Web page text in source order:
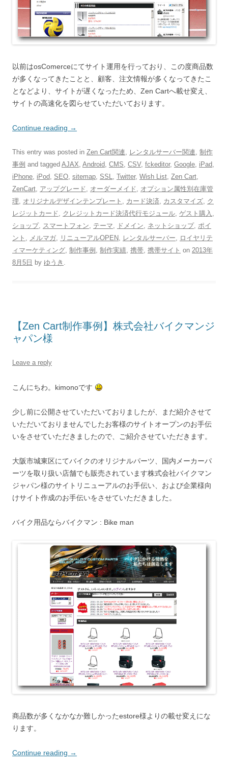
以前はosComerceにてサイト運用を行っており、この度商品数
が多くなってきたことと、顧客、注文情報が多くなってきたこ
となどより、サイトが遅くなったため、Zen Cartへ載せ変え、
サイトの高速化を図らせていただいております。
Continue reading →
This entry was posted in Zen Cart関連, レンタルサーバー関連, 制作
事例 and tagged AJAX, Android, CMS, CSV, fckeditor, Google, iPad,
iPhone, iPod, SEO, sitemap, SSL, Twitter, Wish List, Zen Cart,
ZenCart, アップグレード , オーダーメイド , オプション属性別在庫管
理, オリジナルデザインテンプレート , カード決済, カスタマイズ, ク
レジットカード , クレジットカード決済代行モジュール, ゲスト購入 ,
ショップ, スマートフォン, テーマ, ドメイン, ネットショップ, ポイ
ント , メルマガ, リニューアルOPEN, レンタルサーバー, ロイヤリテ
ィマーケティング, 制作事例 , 制作実績, 携帯, 携帯サイト on 2013年
8月5日 by ゆうき .
【Zen Cart制作事例】株式会社バイクマンジ
ャパン様
Leave a reply
こんにちわ。kimonoです
少し前に公開させていただいておりましたが、まだ紹介させて
いただいておりませんでしたお客様のサイトオープンのお手伝
いをさせていただきましたので、ご紹介させていただきます。
大阪市城東区にてバイクのオリジナルパーツ、国内メーカーパ
ーツを取り扱い店舗でも販売されています株式会社バイクマン
ジャパン様のサイトリニューアルのお手伝い、および企業様向
けサイト作成のお手伝いをさせていただきました。
バイク用品ならバイクマン : Bike man
商品数が多くなかなか難しかったestore様よりの載せ変えにな
ります。
Continue reading →